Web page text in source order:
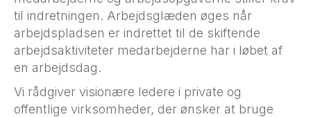
til indretningen. Arbejdsglæden øges når
arbejdspladsen er indrettet til de skiftende
arbejdsaktiviteter medarbejderne har i løbet af
en arbejdsdag.
Vi rådgiver visionære ledere i private og
offentlige virksomheder, der ønsker at bruge